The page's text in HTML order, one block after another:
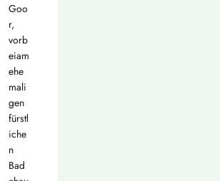
Goo
r,
vorb
eiam
ehe
mali
gen
fürstl
iche
n
Bad